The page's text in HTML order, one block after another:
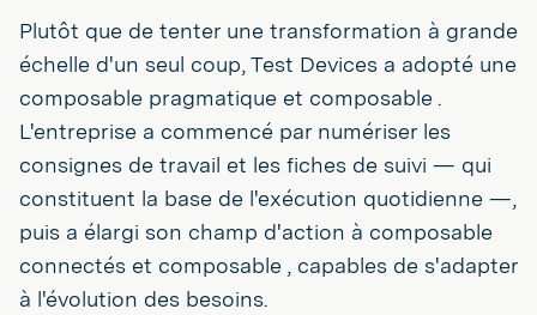
Plutôt que de tenter une transformation à grande
échelle d'un seul coup, Test Devices a adopté une
composable pragmatique et composable .
L'entreprise a commencé par numériser les
consignes de travail et les fiches de suivi — qui
constituent la base de l'exécution quotidienne —,
puis a élargi son champ d'action à composable
connectés et composable , capables de s'adapter
à l'évolution des besoins.